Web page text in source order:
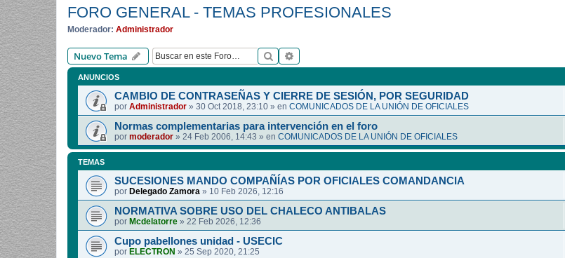
FORO GENERAL - TEMAS PROFESIONALES
Moderador: Administrador
Nuevo Tema Buscar
ANUNCIOS
CAMBIO DE CONTRASEÑAS Y CIERRE DE SESIÓN, POR SEGURIDAD
por Administrador » 30 Oct 2018, 23:10 » en COMUNICADOS DE LA UNIÓN DE OFICIALES
Normas complementarias para intervención en el foro
por moderador » 24 Feb 2006, 14:43 » en COMUNICADOS DE LA UNIÓN DE OFICIALES
TEMAS
SUCESIONES MANDO COMPAÑÍAS POR OFICIALES COMANDANCIA
por Delegado Zamora » 10 Feb 2026, 12:16
NORMATIVA SOBRE USO DEL CHALECO ANTIBALAS
por Mcdelatorre » 22 Feb 2026, 12:36
Cupo pabellones unidad - USECIC
por ELECTRON » 25 Sep 2020, 21:25